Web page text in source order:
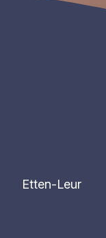
Etten-Leur